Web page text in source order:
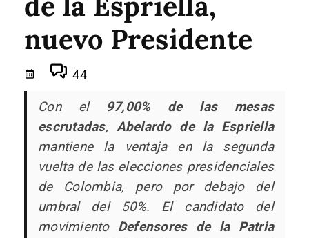
nuevo Presidente
44
Con el 97,00% de las mesas
escrutadas, Abelardo de la Espriella
mantiene la ventaja en la segunda
vuelta de las elecciones presidenciales
de Colombia, pero por debajo del
umbral del 50%. El candidato del
movimiento Defensores de la Patria